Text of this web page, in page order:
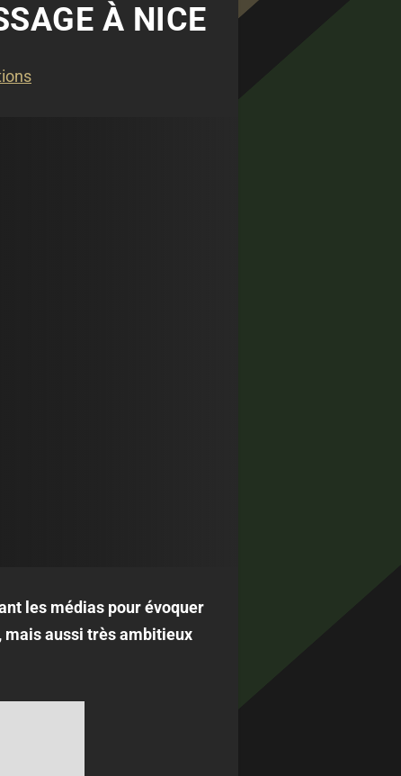
À NICE
les médias pour évoquer
aussi très ambitieux